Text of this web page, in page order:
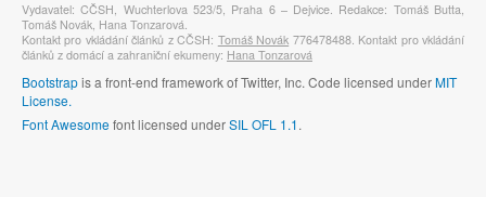
Vydavatel: CČSH, Wuchterlova 523/5, Praha 6 – Dejvice. Redakce: Tomáš Butta,
Tomáš Novák, Hana Tonzarová.
Kontakt pro vkládání článků z CČSH: Tomáš Novák 776478488. Kontakt pro vkládání
článků z domácí a zahraniční ekumeny: Hana Tonzarová
Bootstrapis a front-end framework of Twitter, Inc. Code licensed underMIT
License.
Font Awesomefont licensed underSIL OFL 1.1.